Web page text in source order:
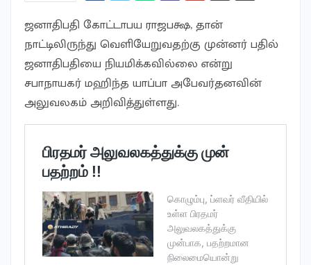
ஜனாதிபதி கோட்டாபய ராஜபக்ஷ, தான்
நாட்டிலிருந்து வெளியேறுவதற்கு முன்னர் பதில்
ஜனாதிபதியை நியமிக்கவில்லை என்று
சபாநாயகர் மஹிந்த யாப்பா அபேவர்தனவின்
அலுவலகம் அறிவித்துள்ளது.